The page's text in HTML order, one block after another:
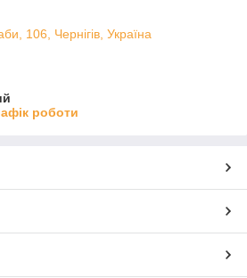
106, Чернігів, Україна
роботи